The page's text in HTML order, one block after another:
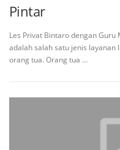
Pintar
Les Privat Bintaro dengan
adalah salah satu jenis layanan
orang tua. Orang tua …